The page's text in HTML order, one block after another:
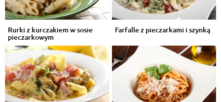
Rurki z kurczakiem w sosie
pieczarkowym
Farfalle z pieczarkami i szynką